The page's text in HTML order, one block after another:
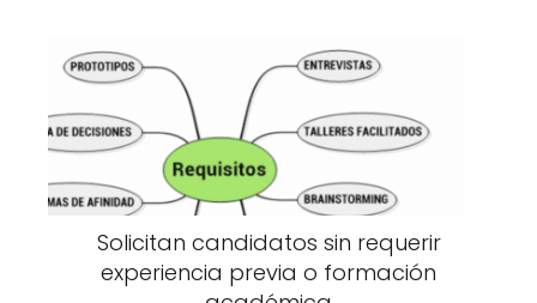
Solicitan candidatos sin requerir
experiencia previa o formación